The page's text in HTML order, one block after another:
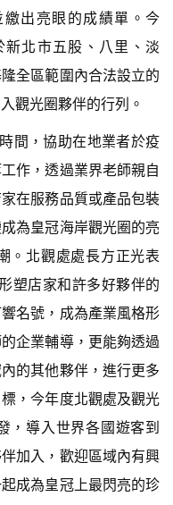
出亮眼的成績單。今
新北市五股、八里、淡
全區範圍內合法設立的
觀光圈夥伴的行列。
間，協助在地業者於疫
作，透過業界老師親自
在服務品質或產品包裝
為皇冠海岸觀光圈的亮
。北觀處處長方正光表
塑店家和許多好夥伴的
名號，成為產業風格形
企業輔導，更能夠透過
的其他夥伴，進行更多
，今年度北觀處及觀光
，導入世界各國遊客到
加入，歡迎區域內有興
成為皇冠上最閃亮的珍